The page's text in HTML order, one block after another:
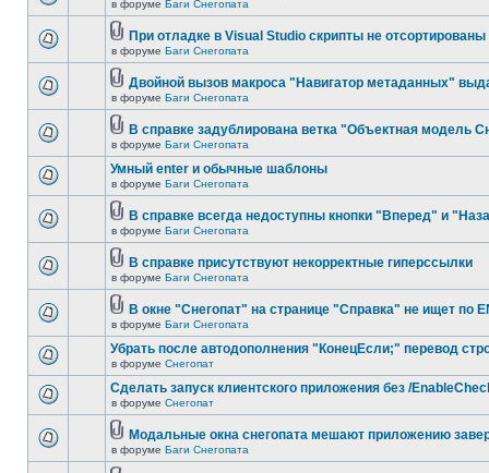
в форуме Баги Снегопата
При отладке в Visual Studio скрипты не отсортированы
в форуме Баги Снегопата
Двойной вызов макроса "Навигатор метаданных"
в форуме Баги Снегопата
В справке задублирована ветка "Объектная модель
в форуме Баги Снегопата
Умный enter и обычные шаблоны
в форуме Баги Снегопата
В справке всегда недоступны кнопки "Вперед" и
в форуме Баги Снегопата
В справке присутствуют некорректные гиперссылки
в форуме Баги Снегопата
В окне "Снегопат" на странице "Справка" не ищет по
в форуме Баги Снегопата
Убрать после автодополнения "КонецЕсли;" перевод
в форуме Снегопат
Cделать запуск клиентского приложения без /
в форуме Снегопат
Модальные окна снегопата мешают приложению
в форуме Баги Снегопата